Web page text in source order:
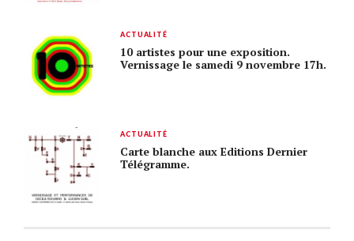
ACTUALITÉ
10 artistes pour une exposition.
Vernissage le samedi 9 novembre 17h.
ACTUALITÉ
Carte blanche aux Editions Dernier
Télégramme.